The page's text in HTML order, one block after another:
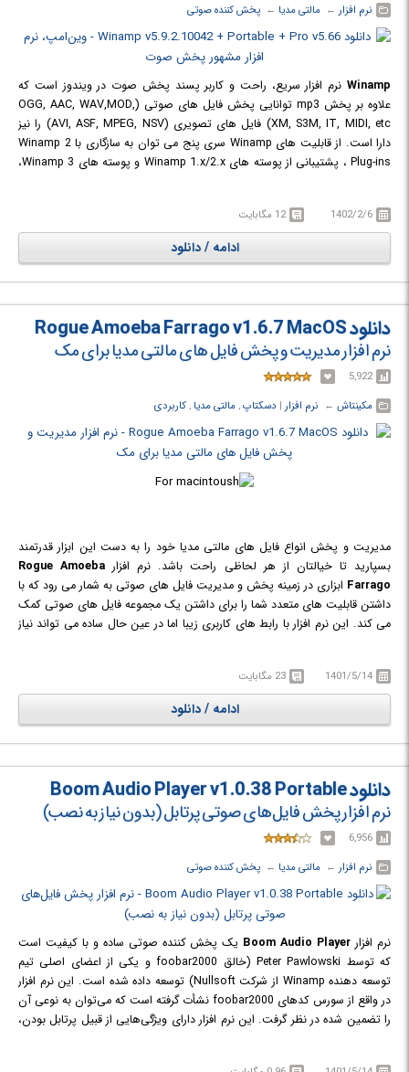
نرم افزار ← ‏ مالتی مدیا ← ‏ پخش کننده صوتی
Winamp نرم افزار سریع، راحت و کاربر پسند پخش صوت در ویندوز است که
علاوه بر پخش mp3 توانایی پخش فایل های صوتی (OGG, AAC, WAV,MOD,
XM, S3M, IT, MIDI, etc) فایل های تصویری (AVI, ASF, MPEG, NSV) را نیز
دارا است. از قابلیت های Winamp سری پنج می توان به سازگاری با Winamp 2
Plug-ins ، پشتیبانی از پوسته های Winamp 1.x/2.x و پوسته های Winamp 3،
کمتری است و قابلیت های چون کتابخانه فایل های صوتی، رادیو و تلویزیون
اینترنتی و رایت سی دی را ندارد.
1402/2/6 12 مگابایت
ادامه / دانلود
دانلود Rogue Amoeba Farrago v1.6.7 MacOS
نرم افزار مدیریت و پخش فایل های مالتی مدیا برای مک
5,922
مکینتاش ← ‏ نرم افزار ‏| دسکتاپ,مالتی مدیا ,کاربردی
مدیریت و پخش انواع فایل های مالتی مدیا خود را به دست این ابزار قدرتمند
بسپارید تا خیالتان از هر لحاظی راحت باشد. نرم افزار Rogue Amoeba
Farrago ابزاری در زمینه پخش و مدیریت فایل های صوتی به شمار می رود که با
داشتن قابلیت های متعدد شما را برای داشتن یک مجموعه فایل های صوتی کمک
می کند. این نرم افزار با رابط های کاربری زیبا اما در عین حال ساده می تواند نیاز
تواند با بهترین کیفیت ممکن صداها را برای کاربران به حرف در آورد.
1401/5/14 23 مگابایت
ادامه / دانلود
دانلود Boom Audio Player v1.0.38 Portable
نرم افزار پخش فایل‌های صوتی پرتابل (بدون نیاز به نصب)
6,956
نرم افزار ← ‏ مالتی مدیا ← ‏ پخش کننده صوتی
نرم افزارBoom Audio Player
یک پخش کننده صوتی ساده و با کیفیت است
که توسط Peter Pawlowski (خالق foobar2000 و یکی از اعضای اصلی تیم
توسعه دهنده Winamp از شرکت Nullsoft) توسعه داده شده است. این نرم افزار
در واقع از سورس کدهای foobar2000 نشأت گرفته است که می‌توان به نوعی آن
را تضمین شده در نظر گرفت. این نرم افزار دارای ویژگی‌هایی از قبیل پرتابل بودن،